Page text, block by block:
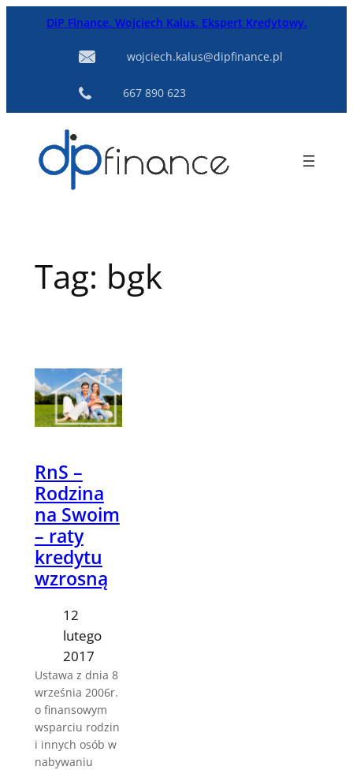
PrzejdźDiP Finance. Wojciech Kalus. Ekspert Kredytowy.
wojciech.kalus@dipfinance.pl
667 890 623
Tag: bgk
RnS –
Rodzina
na Swoim
– raty
kredytu
wzrosną
12
lutego
2017
Ustawa z dnia 8
września 2006r.
o finansowym
wsparciu rodzin
i innych osób w
nabywaniu